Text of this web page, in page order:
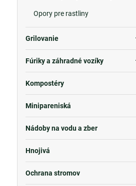
Opory pre rastliny
Grilovanie
Fúriky a záhradné vozíky
Kompostéry
Minipareniská
Nádoby na vodu a zber
Hnojivá
Ochrana stromov